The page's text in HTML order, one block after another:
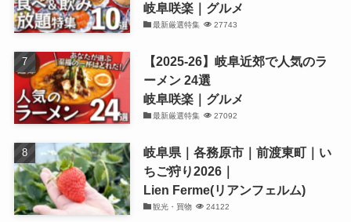
岐阜咲楽｜グルメ
最新厳選特集 27743
【2025-26】岐阜近郊で人気のラ
ーメン 24選
岐阜咲楽｜グルメ
最新厳選特集 27092
岐阜県｜各務原市｜前渡東町｜い
ちご狩り2026｜
Lien Ferme(リアンフェルム)
観光・買物 24122